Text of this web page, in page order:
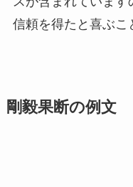
信頼を得たと喜ぶこ
剛毅果断の例文